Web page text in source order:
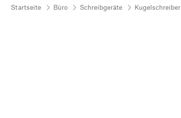
Startseite Büro Schreibgeräte Kugelschreiber